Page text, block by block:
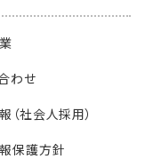
わせ
（社会人採用）
保護方針